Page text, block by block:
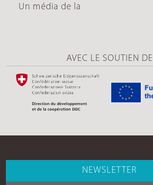
Un média de la
AVEC LE SOUTIEN DE
NEWSLETTER